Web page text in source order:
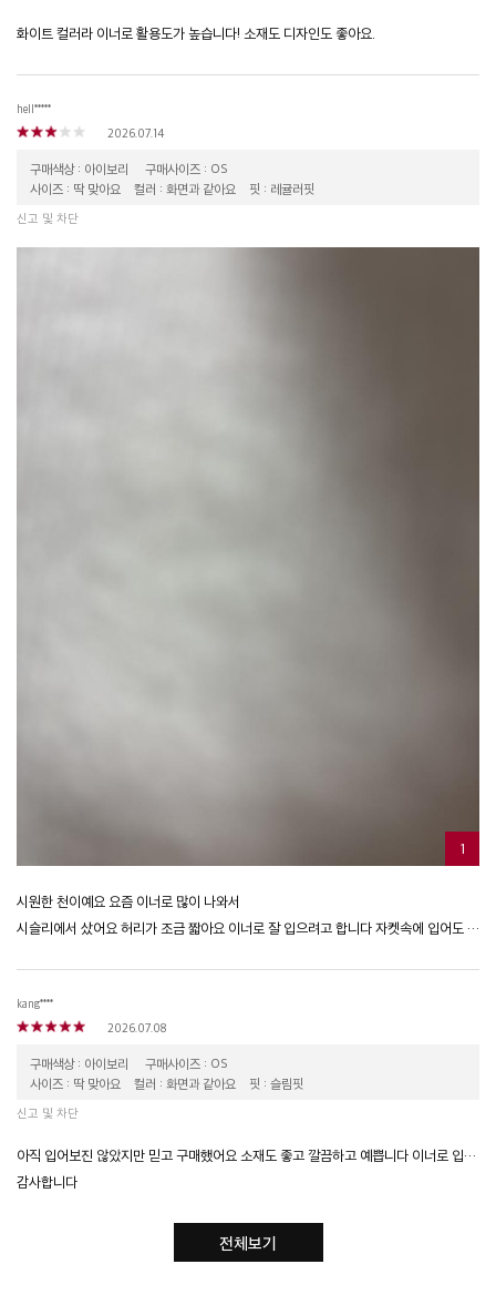
화이트 컬러라 이너로 활용도가 높습니다! 소재도 디자인도 좋아요.
hell*****
2026.07.14
구매색상 : 아이보리
구매사이즈 : OS
사이즈 : 딱 맞아요
컬러 : 화면과 같아요 핏 : 레귤러핏
신고 및 차단
1
시원한 천이예요 요즘 이너로 많이 나와서
시슬리에서 샀어요 허리가 조금 짧아요 이너로 잘 입으려고 합니다 자켓속에 입어도 몸에 붙지 않고 덥지 않아요
kang****
2026.07.08
구매색상 : 아이보리
구매사이즈 : OS
사이즈 : 딱 맞아요
컬러 : 화면과 같아요 핏 : 슬림핏
신고 및 차단
아직 입어보진 않았지만 믿고 구매했어요 소재도 좋고 깔끔하고 예쁩니다 이너로 입기에 좋을거 같아요
감사합니다
전체보기